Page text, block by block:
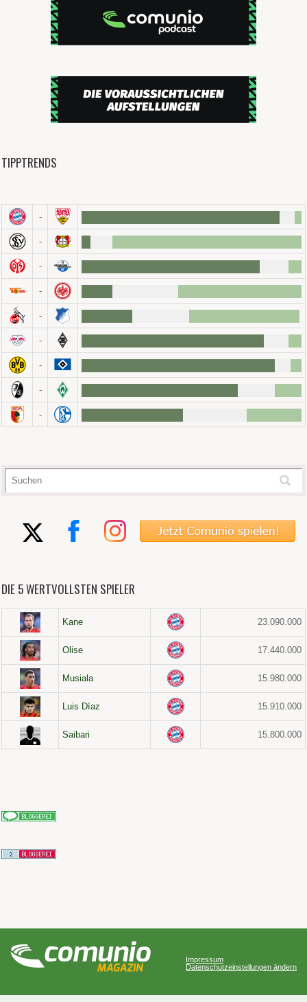
TIPPTRENDS
-
-
-
-
-
-
-
-
-
DIE 5 WERTVOLLSTEN SPIELER
Kane 23.090.000
Olise 17.440.000
Musiala 15.980.000
Luis Díaz 15.910.000
Saibari 15.800.000
Impressum
Datenschutzeinstellungen ändern